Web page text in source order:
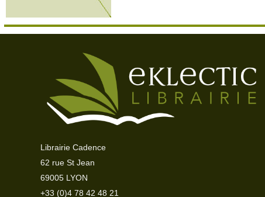
Librairie Cadence
62 rue St Jean
69005 LYON
+33 (0)4 78 42 48 21